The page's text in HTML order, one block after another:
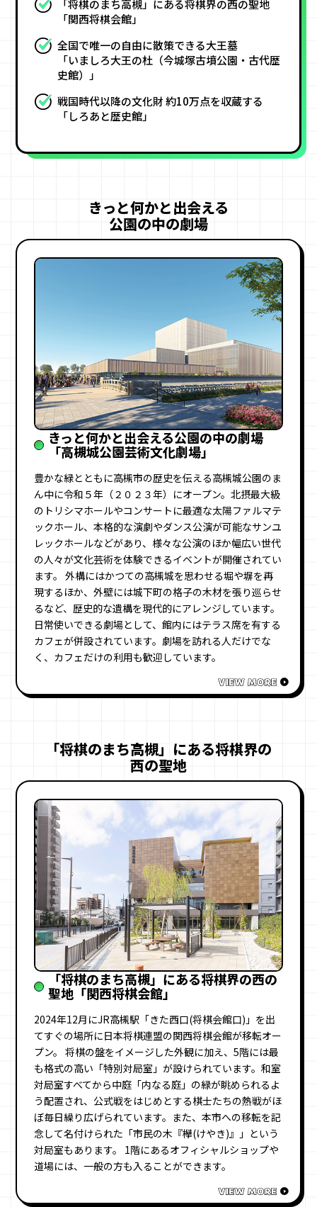
「将棋のまち高槻」にある将棋界の西の聖地
「関西将棋会館」
全国で唯一の自由に散策できる大王墓
「いましろ大王の杜（今城塚古墳公園・古代歴
史館）」
戦国時代以降の文化財 約10万点を収蔵する
「しろあと歴史館」
きっと何かと出会える
公園の中の劇場
きっと何かと出会える公園の中の劇場
「高槻城公園芸術文化劇場」
豊かな緑とともに高槻市の歴史を伝える高槻城公園のま
ん中に令和５年（２０２３年）にオープン。北摂最大級
のトリシマホールやコンサートに最適な太陽ファルマテ
ックホール、本格的な演劇やダンス公演が可能なサンユ
レックホールなどがあり、様々な公演のほか幅広い世代
の人々が文化芸術を体験できるイベントが開催されてい
ます。 外構にはかつての高槻城を思わせる堀や塀を再
現するほか、外壁には城下町の格子の木材を張り巡らせ
るなど、歴史的な遺構を現代的にアレンジしています。
日常使いできる劇場として、館内にはテラス席を有する
カフェが併設されています。劇場を訪れる人だけでな
く、カフェだけの利用も歓迎しています。
「将棋のまち高槻」にある将棋界の
西の聖地
「将棋のまち高槻」にある将棋界の西の
聖地「関西将棋会館」
2024年12月にJR高槻駅「きた西口(将棋会館口)」を出
てすぐの場所に日本将棋連盟の関西将棋会館が移転オー
プン。 将棋の盤をイメージした外観に加え、5階には最
も格式の高い「特別対局室」が設けられています。和室
対局室すべてから中庭「内なる庭」の緑が眺められるよ
う配置され、公式戦をはじめとする棋士たちの熱戦がほ
ぼ毎日繰り広げられています。また、本市への移転を記
念して名付けられた「市民の木『欅(けやき)』」という
対局室もあります。 1階にあるオフィシャルショップや
道場には、一般の方も入ることができます。